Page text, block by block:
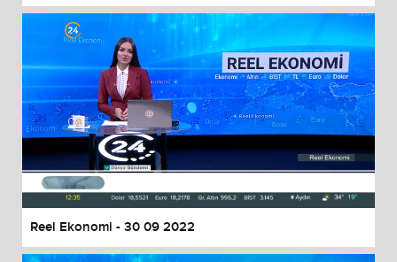
Reel Ekonomi - 30 09 2022